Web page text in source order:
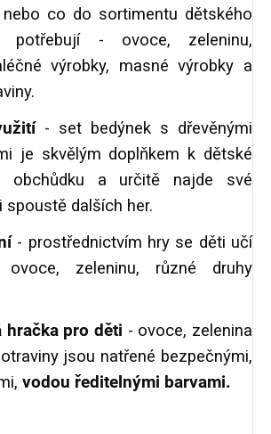
nebo co do sortimentu dětského
potřebují - ovoce, zeleninu,
výrobky, masné výrobky a
- set bedýnek s dřevěnými
je skvělým doplňkem k dětské
obchůdku a určitě najde své
spoustě dalších her.
- prostřednictvím hry se děti učí
ovoce, zeleninu, různé druhy
hračka pro děti - ovoce, zelenina
jsou natřené bezpečnými,
vodou ředitelnými barvami.